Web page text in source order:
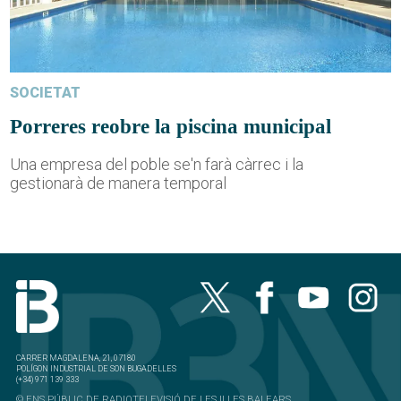
SOCIETAT
Porreres reobre la piscina municipal
Una empresa del poble se'n farà càrrec i la
gestionarà de manera temporal
CARRER MAGDALENA, 21, 07180
POLÍGON INDUSTRIAL DE SON BUGADELLES
(+34) 971 139 333